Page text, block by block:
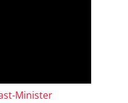
Minister